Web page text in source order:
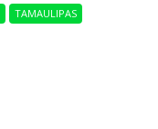
TAMAULIPAS